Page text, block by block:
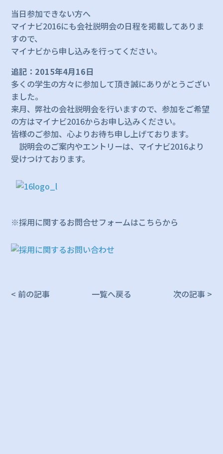
当日参加できない方へ
マイナビ2016にも会社説明会の日程を掲載してありま
すので、
マイナビから申し込みを行ってください。
追記：2015年4月16日
多くの学生の方々に参加して頂き誠にありがとうござい
ました。
来月、弊社の会社説明会を行いますので、参加をご希望
の方はマイナビ2016からお申し込みください。
皆様のご参加、心よりお待ち申し上げております。
説明会のご案内やエントリーは、マイナビ2016より
受けつけております。
※採用に関するお問合せフォームはこちらから
< 前の記事 一覧へ戻る 次の記事 >